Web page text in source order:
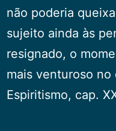
não poderia
sujeito ainda às
resignado, o
mais venturoso
Espiritismo, cap.